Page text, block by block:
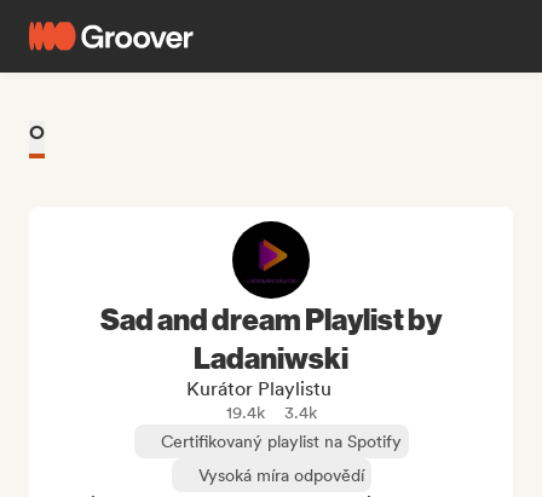
O
Sad and dream Playlist by
Ladaniwski
Kurátor Playlistu
19.4k
3.4k
Certifikovaný playlist na Spotify
Vysoká míra odpovědí